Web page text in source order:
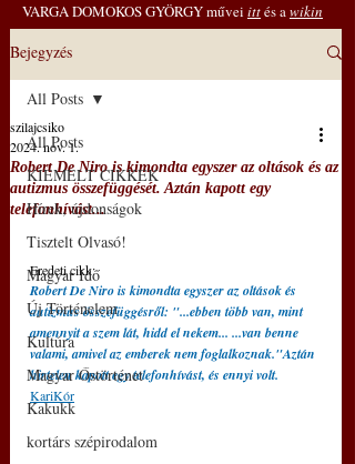
VARGA DOMOKOS GYÖRGY művei ittés awikin
Bejegyzés
All Posts
KIEMELT CIKKEK
Hírek, újdonságok
Tisztelt Olvasó!
Magyar Idő
Új Történelem
Kultúra
Magyar Őstörténet
Kakukk
kortárs szépirodalom
All Posts
Robert De Niro is kimondta egyszer az oltások és az
autizmus összefüggését. Aztán kapott egy
telefonhívást...
szilajcsiko
2024. nov. 1.
Eredeti cikk:
Robert De Niro is kimondta egyszer az oltások és
autizmus összefüggésről: "...ebben több van, mint
amennyit a szem lát, hidd el nekem... ...van benne
valami, amivel az emberek nem foglalkoznak."Aztán
hirtelen kapott egy telefonhívást, és ennyi volt.
KariKór